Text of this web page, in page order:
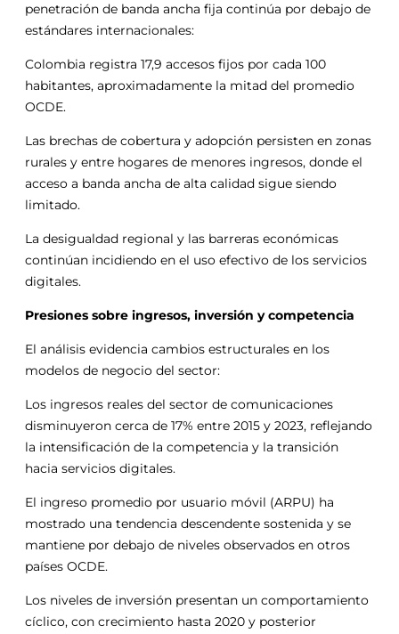
penetración de banda ancha fija continúa por debajo de
estándares internacionales:
Colombia registra 17,9 accesos fijos por cada 100
habitantes, aproximadamente la mitad del promedio
OCDE.
Las brechas de cobertura y adopción persisten en zonas
rurales y entre hogares de menores ingresos, donde el
acceso a banda ancha de alta calidad sigue siendo
limitado.
La desigualdad regional y las barreras económicas
continúan incidiendo en el uso efectivo de los servicios
digitales.
Presiones sobre ingresos, inversión y competencia
El análisis evidencia cambios estructurales en los
modelos de negocio del sector:
Los ingresos reales del sector de comunicaciones
disminuyeron cerca de 17% entre 2015 y 2023, reflejando
la intensificación de la competencia y la transición
hacia servicios digitales.
El ingreso promedio por usuario móvil (ARPU) ha
mostrado una tendencia descendente sostenida y se
mantiene por debajo de niveles observados en otros
países OCDE.
Los niveles de inversión presentan un comportamiento
cíclico, con crecimiento hasta 2020 y posterior